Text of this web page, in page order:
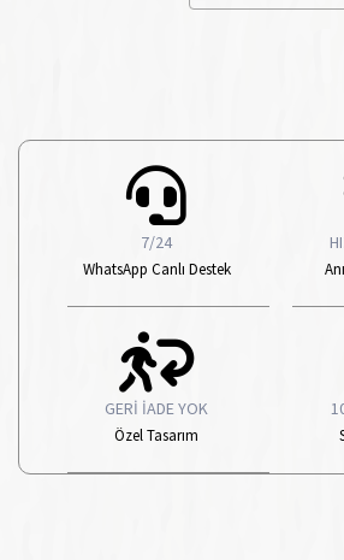
7/24
WhatsApp Canlı Destek
GERİ İADE YOK
Özel Tasarım